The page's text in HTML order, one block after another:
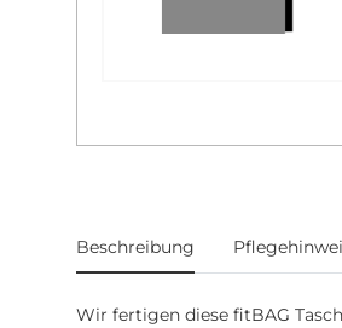
weitere Registerkarten
Beschreibung
Wir fertigen diese fitBAG